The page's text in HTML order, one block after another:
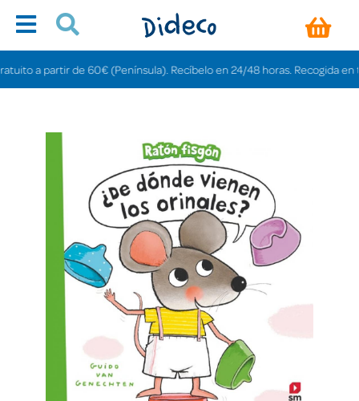
a partir de 60€ (Península). Recíbelo en 24/48 horas. Recogida en